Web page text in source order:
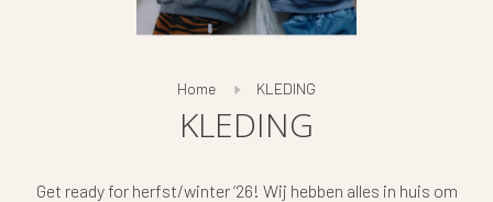
Home KLEDING
KLEDING
Get ready for herfst/winter ‘26! Wij hebben alles in huis om